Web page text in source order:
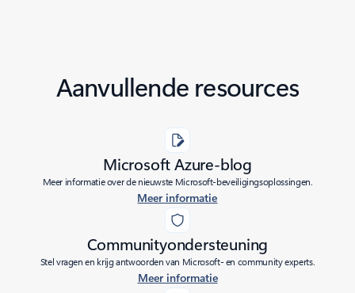
Aanvullende resources
Microsoft Azure-blog
Meer informatie over de nieuwste Microsoft-beveiligingsoplossingen.
Meer informatie
Communityondersteuning
Stel vragen en krijg antwoorden van Microsoft- en community experts.
Meer informatie